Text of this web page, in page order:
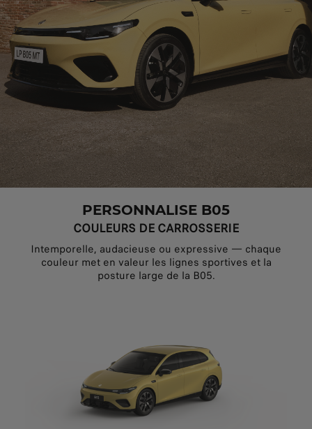
PERSONNALISE B05
COULEURS DE CARROSSERIE
Intemporelle, audacieuse ou expressive — chaque
couleur met en valeur les lignes sportives et la
posture large de la B05.